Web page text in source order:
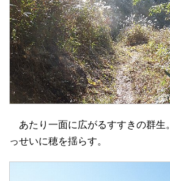
あたり一面に広がるすすきの群生
っせいに穂を揺らす。